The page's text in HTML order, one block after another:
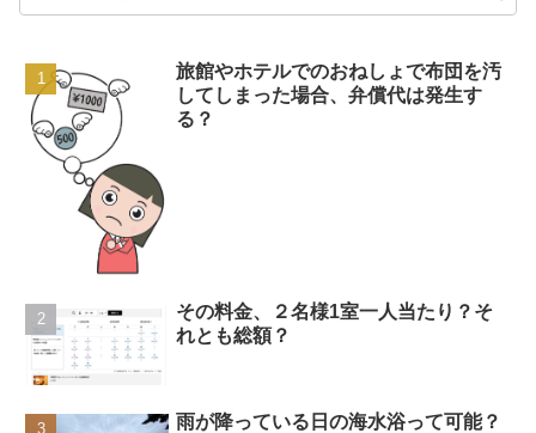
旅館やホテルでのおねしょで布団を汚
してしまった場合、弁償代は発生す
る？
その料金、２名様1室一人当たり？そ
れとも総額？
雨が降っている日の海水浴って可能？